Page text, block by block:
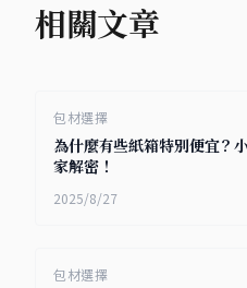
相關文章
包材選擇
為什麼有些紙箱特別便宜？
家解密！
2025/8/27
包材選擇